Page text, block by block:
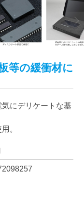
等の緩衝材に
にデリケートな基
。